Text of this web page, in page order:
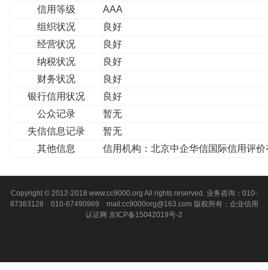
信用等级
AAA
组织状况
良好
经营状况
良好
纳税状况
良好
财务状况
良好
银行信用状况
良好
公众记录
暂无
失信信息记录
暂无
其他信息
信用机构：北京中企华信国际信用评
Copyright © 2012-2018 www.cc9000.org All rights reserved. 业务咨询：010-
87383128 010-67490969 mail:cc9000org@163.com 版权所有：企业信用
认证网 京ICP备15042019号-2